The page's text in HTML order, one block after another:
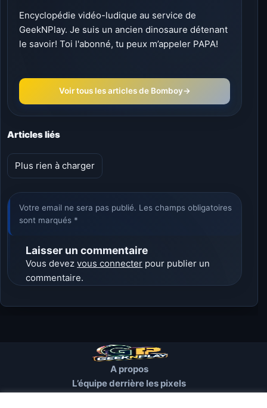
Encyclopédie vidéo-ludique au service de
GeekNPlay. Je suis un ancien dinosaure détenant
le savoir! Toi l'abonné, tu peux m’appeler PAPA!
Voir tous les articles de Bomboy→
Articles liés
Plus rien à charger
Votre email ne sera pas publié. Les champs obligatoires
sont marqués *
Laisser un commentaire
Vous devezvous connecter pour publier un
commentaire.
A propos
L’équipe derrière les pixels